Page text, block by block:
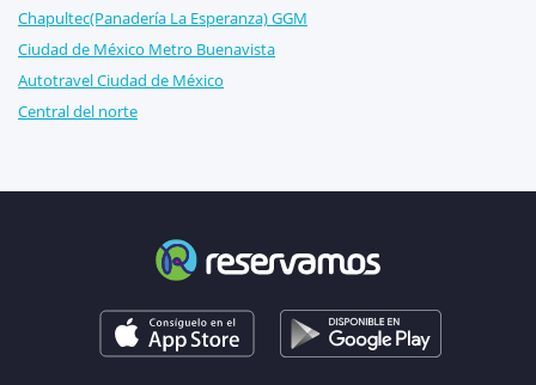
Chapultec(Panadería La Esperanza) GGM
Ciudad de México Metro Buenavista
Autotravel Ciudad de México
Central del norte